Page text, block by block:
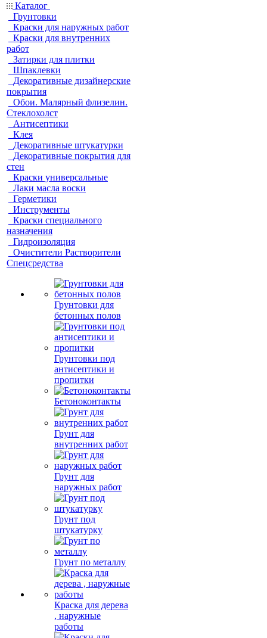
Каталог
Грунтовки
Краски для наружных работ
Краски для внутренних
работ
Затирки для плитки
Шпаклевки
Декоративные дизайнерские
покрытия
Обои. Малярный флизелин.
Стеклохолст
Антисептики
Клея
Декоративные штукатурки
Декоративные покрытия для
стен
Краски универсальные
Лаки масла воски
Герметики
Инструменты
Краски специального
назначения
Гидроизоляция
Очистители Растворители
Спецсредства
Грунтовки для
бетонных полов
Грунтовки под
антисептики и
пропитки
Бетоноконтакты
Грунт для
внутренних работ
Грунт для
наружных работ
Грунт под
штукатурку
Грунт по металлу
Краска для дерева
, наружные
работы